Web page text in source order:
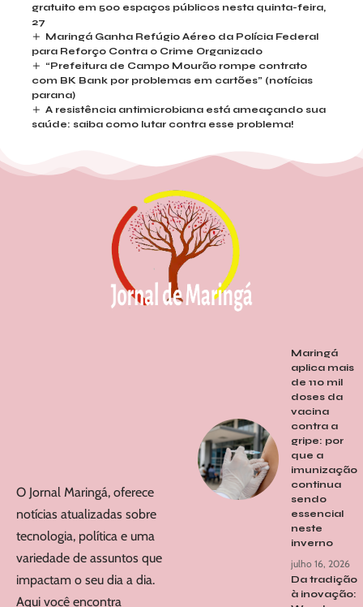
gratuito em 500 espaços públicos nesta quinta-feira,
27
Maringá Ganha Refúgio Aéreo da Polícia Federal
para Reforço Contra o Crime Organizado
“Prefeitura de Campo Mourão rompe contrato
com BK Bank por problemas em cartões” (notícias
parana)
A resistência antimicrobiana está ameaçando sua
saúde: saiba como lutar contra esse problema!
O Jornal Maringá, oferece
notícias atualizadas sobre
tecnologia, política e uma
variedade de assuntos que
impactam o seu dia a dia.
Aqui você encontra
Maringá
aplica mais
de 110 mil
doses da
vacina
contra a
gripe: por
que a
imunização
continua
sendo
essencial
neste
inverno
julho 16, 2026
Da tradição
à inovação: